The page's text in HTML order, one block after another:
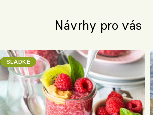
Návrhy pro vás
SLADKÉ